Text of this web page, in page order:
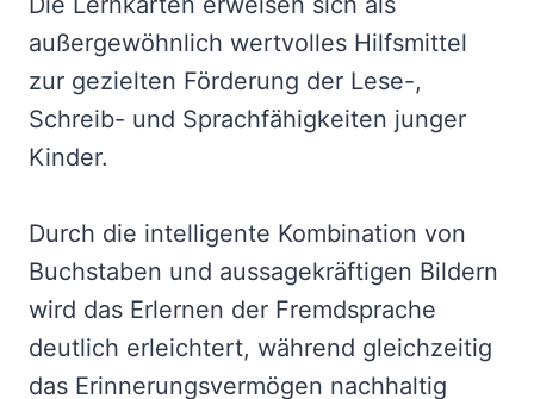
außergewöhnlich wertvolles Hilfsmittel
zur gezielten Förderung der Lese-,
Schreib- und Sprachfähigkeiten junger
Kinder.
Durch die intelligente Kombination von
Buchstaben und aussagekräftigen Bildern
wird das Erlernen der Fremdsprache
deutlich erleichtert, während gleichzeitig
das Erinnerungsvermögen nachhaltig